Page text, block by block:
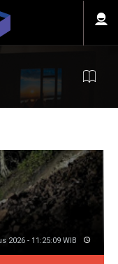
2026 - 11:25:09 WIB